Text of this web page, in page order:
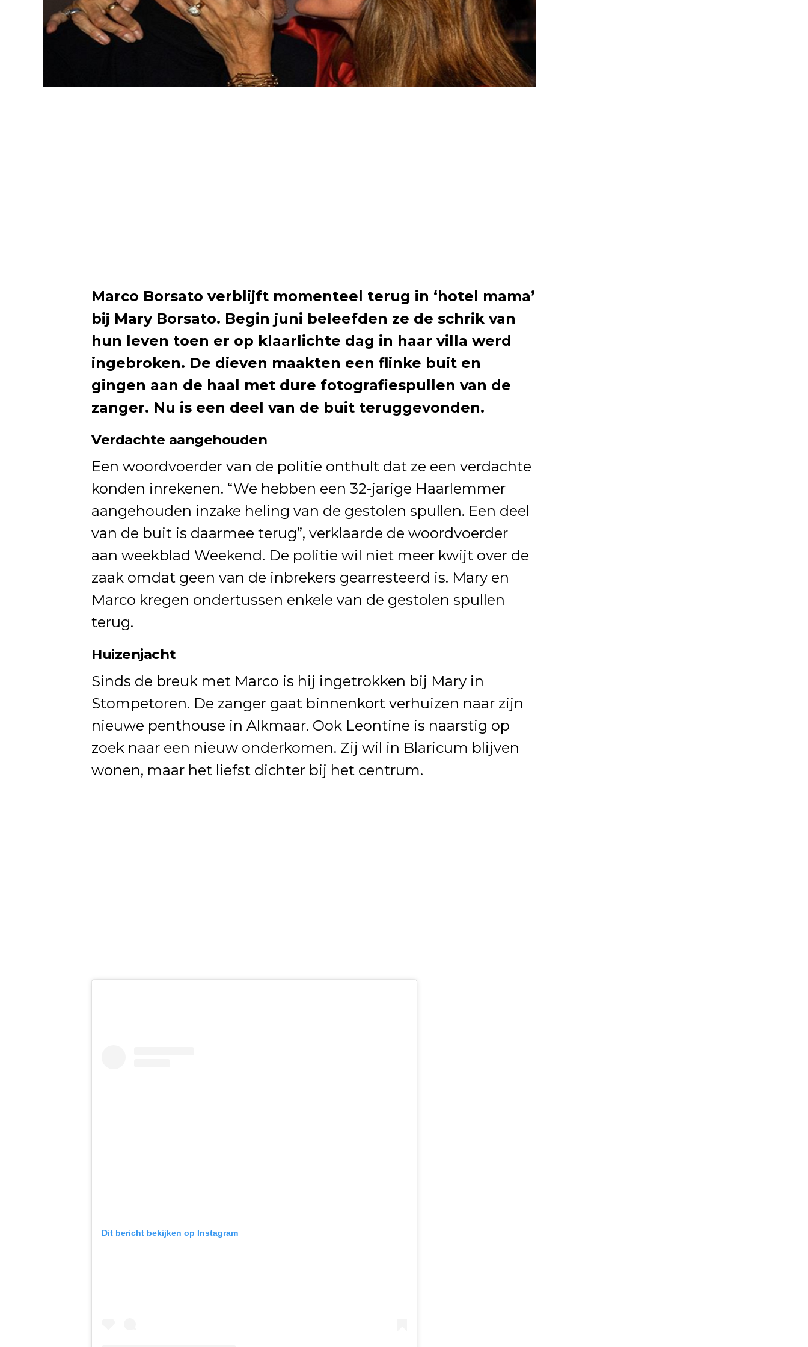
Marco Borsato verblijft momenteel terug in ‘hotel mama’
bij Mary Borsato. Begin juni beleefden ze de schrik van
hun leven toen er op klaarlichte dag in haar villa werd
ingebroken. De dieven maakten een flinke buit en
gingen aan de haal met dure fotografiespullen van de
zanger. Nu is een deel van de buit teruggevonden.
Verdachte aangehouden
Een woordvoerder van de politie onthult dat ze een verdachte
konden inrekenen. “We hebben een 32-jarige Haarlemmer
aangehouden inzake heling van de gestolen spullen. Een deel
van de buit is daarmee terug”, verklaarde de woordvoerder
aan weekblad Weekend. De politie wil niet meer kwijt over de
zaak omdat geen van de inbrekers gearresteerd is. Mary en
Marco kregen ondertussen enkele van de gestolen spullen
terug.
Huizenjacht
Sinds de breuk met Marco is hij ingetrokken bij Mary in
Stompetoren. De zanger gaat binnenkort verhuizen naar zijn
nieuwe penthouse in Alkmaar. Ook Leontine is naarstig op
zoek naar een nieuw onderkomen. Zij wil in Blaricum blijven
wonen, maar het liefst dichter bij het centrum.
Dit bericht bekijken op Instagram